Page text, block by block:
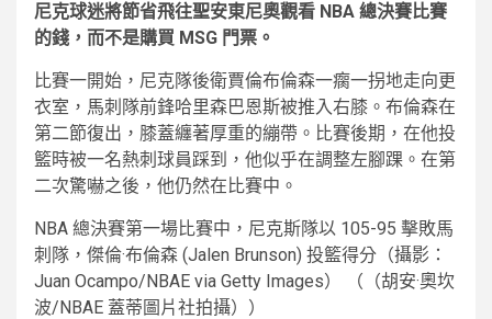
尼克球迷將節省飛往聖安東尼奧觀看 NBA 總決賽比賽
的錢，而不是購買 MSG 門票。
比賽一開始，尼克隊後衛賈倫布倫森一瘸一拐地走向更
衣室，馬刺隊前鋒哈里森巴恩斯被推入右膝。布倫森在
第二節復出，膝蓋纏著厚重的繃帶。比賽後期，在他投
籃時被一名熱刺球員踩到，他似乎在調整左腳踝。在第
二次驚嚇之後，他仍然在比賽中。
NBA 總決賽第一場比賽中，尼克斯隊以 105-95 擊敗馬
刺隊，傑倫·布倫森 (Jalen Brunson) 投籃得分（攝影：
Juan Ocampo/NBAE via Getty Images）
（（胡安·奧坎
波/NBAE 蓋蒂圖片社拍攝））